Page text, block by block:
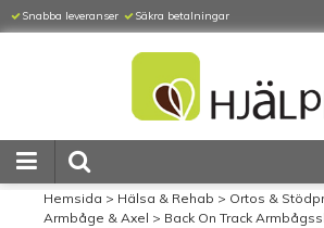
Snabba leveranser Säkra betalningar
Hemsida > Hälsa & Rehab > Ortos &
Armbåge & Axel > Back On Track